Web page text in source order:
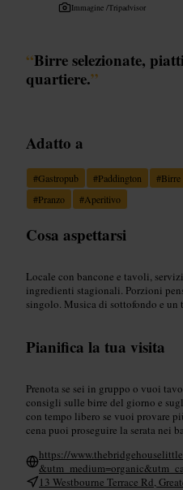
Immagine /Tripadvisor
“Birre selezionate,
quartiere.”
Adatto a
#Gastropub #Paddington #Birre
#Pranzo #Aperitivo
Cosa aspettarsi
Locale con bancone e tavoli,
ingredienti stagionali. Porzioni
singolo. Musica di sottofondo e un
Pianifica la tua visita
Prenota se sei in gruppo o vuoi
consigli sulle birre del giorno e
con tempo libero se vuoi provare
cena puoi proseguire la serata nei
https://
13 Westbourne Terrace Rd,